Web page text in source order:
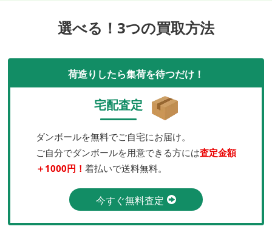
選べる！3つの買取方法
荷造りしたら集荷を待つだけ！
宅配査定
ダンボールを無料でご自宅にお届け。
ご自分でダンボールを用意できる方には査定金額
＋1000円！ 着払いで送料無料。
今すぐ無料査定